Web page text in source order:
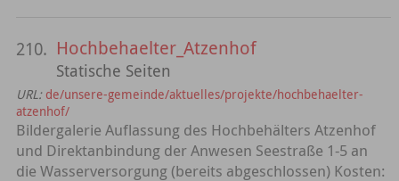
210. Hochbehaelter_Atzenhof
Statische Seiten
URL: de/unsere-gemeinde/aktuelles/projekte/hochbehaelter-
atzenhof/
Bildergalerie Auflassung des Hochbehälters Atzenhof
und Direktanbindung der Anwesen Seestraße 1-5 an
die Wasserversorgung (bereits abgeschlossen) Kosten: